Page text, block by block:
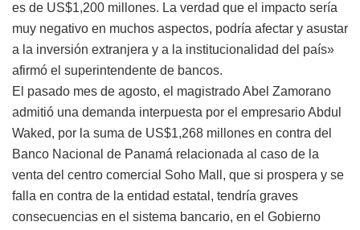
es de US$1,200 millones. La verdad que el impacto sería
muy negativo en muchos aspectos, podría afectar y asustar
a la inversión extranjera y a la institucionalidad del país»
afirmó el superintendente de bancos.
El pasado mes de agosto, el magistrado Abel Zamorano
admitió una demanda interpuesta por el empresario Abdul
Waked, por la suma de US$1,268 millones en contra del
Banco Nacional de Panamá relacionada al caso de la
venta del centro comercial Soho Mall, que si prospera y se
falla en contra de la entidad estatal, tendría graves
consecuencias en el sistema bancario, en el Gobierno